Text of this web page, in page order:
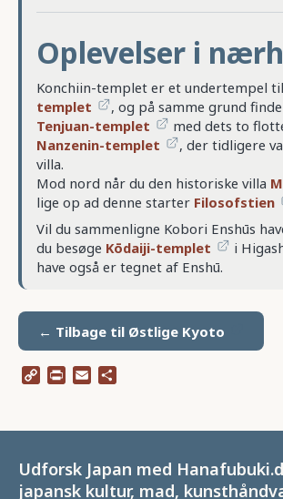
Oplevelser i
Konchiin-templet er et undertempel til
templet
, og på samme grund
Tenjuan-templet
med dets to
Nanzenin-templet
, der tidligere
villa.
Mod nord når du den historiske villa
lige op ad denne starter Filosofstien
Vil du sammenligne Kobori Enshūs
du besøge Kōdaiji-templet
i
have også er tegnet af Enshū.
← Tilbage til Østlige Kyoto
Copy Print Email
Udforsk Japan med
japansk kultur, mad,